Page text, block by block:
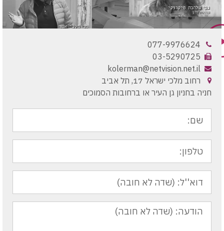
077-9976624
03-5290725
kolerman@netvision.net.il
רחוב מלכי ישראל 17, תל אביב
חניה בחניון גן העיר או ברחובות הסמוכים